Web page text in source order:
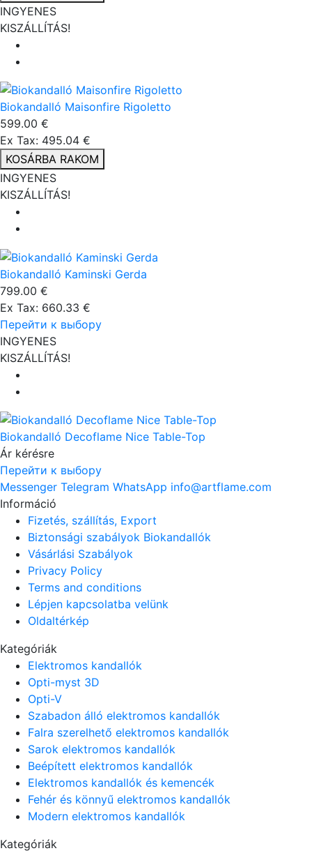
INGYENES
KISZÁLLÍTÁS!
Biokandalló Maisonfire Rigoletto
599.00 €
Ex Tax: 495.04 €
KOSÁRBA RAKOM
INGYENES
KISZÁLLÍTÁS!
Biokandalló Kaminski Gerda
799.00 €
Ex Tax: 660.33 €
Перейти к выбору
INGYENES
KISZÁLLÍTÁS!
Biokandalló Decoflame Nice Table-Top
Ár kérésre
Перейти к выбору
Messenger Telegram WhatsApp info@artflame.com
Információ
Fizetés, szállítás, Export
Biztonsági szabályok Biokandallók
Vásárlási Szabályok
Privacy Policy
Terms and conditions
Lépjen kapcsolatba velünk
Oldaltérkép
Kategóriák
Elektromos kandallók
Opti-myst 3D
Opti-V
Szabadon álló elektromos kandallók
Falra szerelhető elektromos kandallók
Sarok elektromos kandallók
Beépített elektromos kandallók
Elektromos kandallók és kemencék
Fehér és könnyű elektromos kandallók
Modern elektromos kandallók
Kategóriák